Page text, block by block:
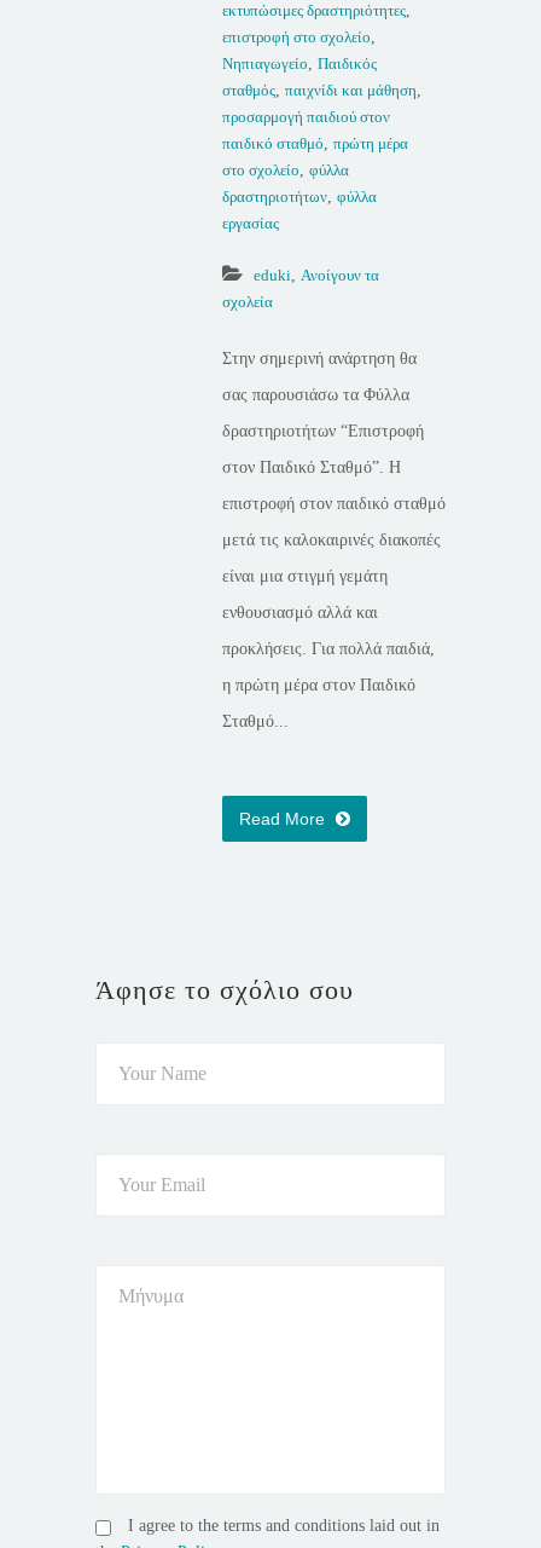
εκτυπώσιμες δραστηριότητες,
επιστροφή στο σχολείο,
Νηπιαγωγείο, Παιδικός
σταθμός, παιχνίδι και μάθηση,
προσαρμογή παιδιού στον
παιδικό σταθμό, πρώτη μέρα
στο σχολείο, φύλλα
δραστηριοτήτων, φύλλα
εργασίας
eduki, Ανοίγουν τα
σχολεία
Στην σημερινή ανάρτηση θα
σας παρουσιάσω τα Φύλλα
δραστηριοτήτων “Επιστροφή
στον Παιδικό Σταθμό”. Η
επιστροφή στον παιδικό σταθμό
μετά τις καλοκαιρινές διακοπές
είναι μια στιγμή γεμάτη
ενθουσιασμό αλλά και
προκλήσεις. Για πολλά παιδιά,
η πρώτη μέρα στον Παιδικό
Σταθμό...
Read More
Άφησε το σχόλιο σου
I agree to the terms and conditions laid out in